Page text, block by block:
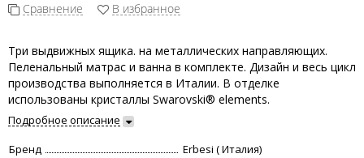
Сравнение В избранное
Три выдвижных ящика. на металлических направляющих.
Пеленальный матрас и ванна в комплекте. Дизайн и весь цикл
производства выполняется в Италии. В отделке
использованы кристаллы Swarovski® elements.
Подробное описание
Бренд
Erbesi ( Италия)